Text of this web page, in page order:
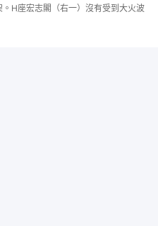
H座宏志閣（右一）沒有受到大火波